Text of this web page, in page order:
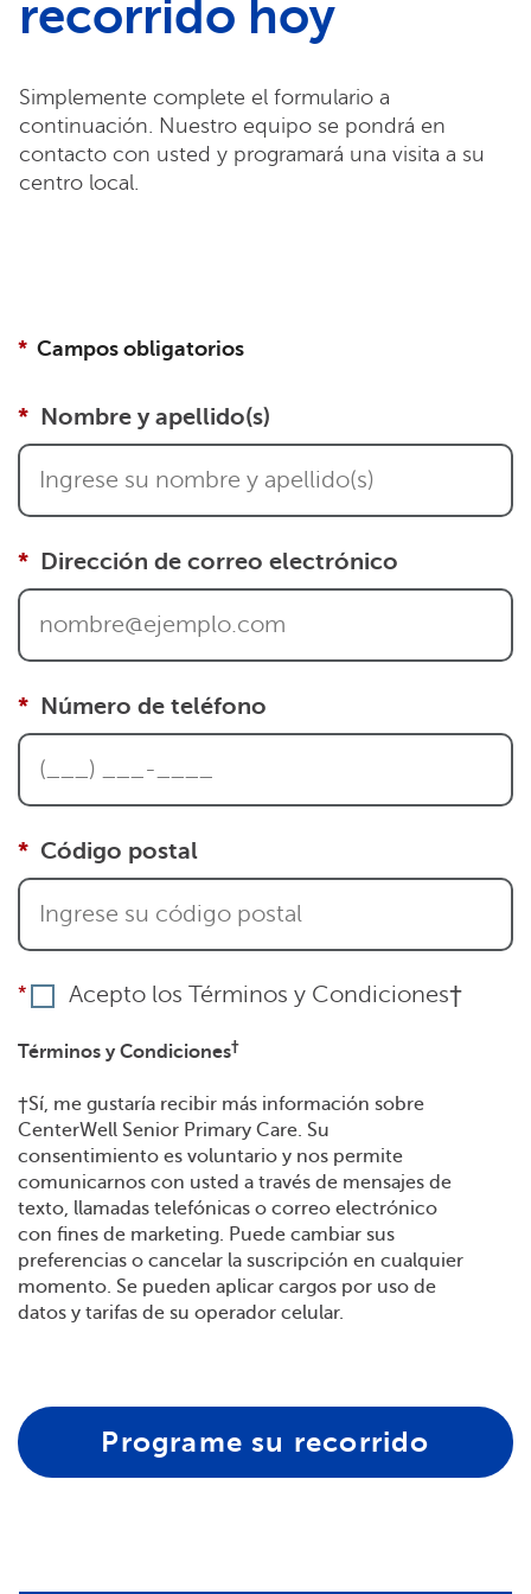
recorrido hoy
Simplemente complete el formulario a
continuación. Nuestro equipo se pondrá en
contacto con usted y programará una visita a su
centro local.
Campos obligatorios
Nombre y apellido(s)
Dirección de correo electrónico
Número de teléfono
Código postal
Acepto los Términos y Condiciones†
Términos y Condiciones†
†Sí, me gustaría recibir más información sobre
CenterWell Senior Primary Care. Su
consentimiento es voluntario y nos permite
comunicarnos con usted a través de mensajes de
texto, llamadas telefónicas o correo electrónico
con fines de marketing. Puede cambiar sus
preferencias o cancelar la suscripción en cualquier
momento. Se pueden aplicar cargos por uso de
datos y tarifas de su operador celular.
Programe su recorrido